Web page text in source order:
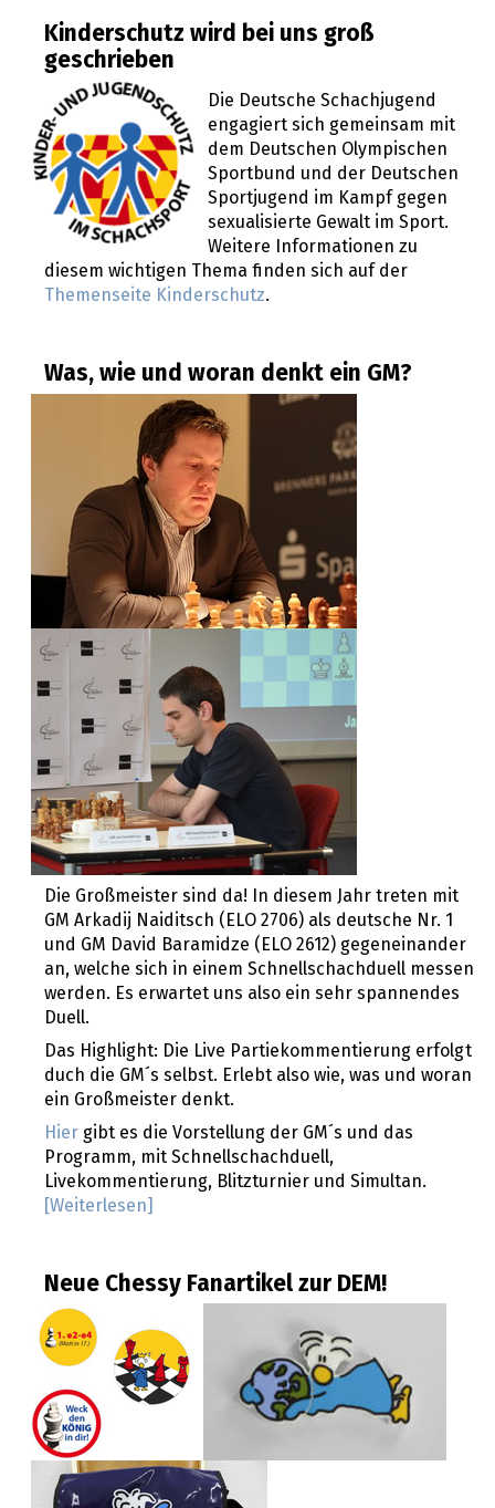
Kinderschutz wird bei uns groß
geschrieben
Die Deutsche Schachjugend
engagiert sich gemeinsam mit
dem Deutschen Olympischen
Sportbund und der Deutschen
Sportjugend im Kampf gegen
sexualisierte Gewalt im Sport.
Weitere Informationen zu
diesem wichtigen Thema finden sich auf der
Themenseite Kinderschutz.
Was, wie und woran denkt ein GM?
Die Großmeister sind da! In diesem Jahr treten mit
GM Arkadij Naiditsch (ELO 2706) als deutsche Nr. 1
und GM David Baramidze (ELO 2612) gegeneinander
an, welche sich in einem Schnellschachduell messen
werden. Es erwartet uns also ein sehr spannendes
Duell.
Das Highlight: Die Live Partiekommentierung erfolgt
duch die GM´s selbst. Erlebt also wie, was und woran
ein Großmeister denkt.
Hier gibt es die Vorstellung der GM´s und das
Programm, mit Schnellschachduell,
Livekommentierung, Blitzturnier und Simultan.
[Weiterlesen]
Neue Chessy Fanartikel zur DEM!